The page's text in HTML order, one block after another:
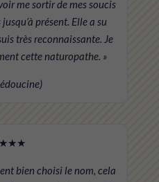
me sortir de mes soucis
présent. Elle a su
très reconnaissante. Je
cette naturopathe. »
bien choisi le nom, cela